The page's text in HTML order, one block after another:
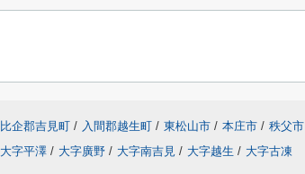
比企郡吉見町 / 入間郡越生町 / 東松山市 / 本庄市 / 秩父市
大字平澤 / 大字廣野 / 大字南吉見 / 大字越生 / 大字古凍